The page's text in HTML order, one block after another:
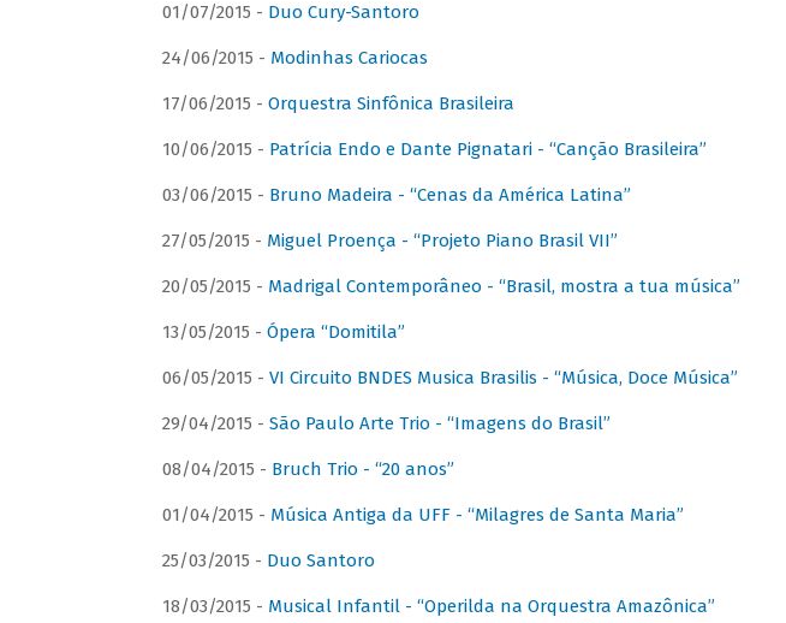
01/07/2015 - Duo Cury-Santoro
24/06/2015 - Modinhas Cariocas
17/06/2015 - Orquestra Sinfônica Brasileira
10/06/2015 - Patrícia Endo e Dante Pignatari - “Canção Brasileira”
03/06/2015 - Bruno Madeira - “Cenas da América Latina”
27/05/2015 - Miguel Proença - “Projeto Piano Brasil VII”
20/05/2015 - Madrigal Contemporâneo - “Brasil, mostra a tua música”
13/05/2015 - Ópera “Domitila”
06/05/2015 - VI Circuito BNDES Musica Brasilis - “Música, Doce Música”
29/04/2015 - São Paulo Arte Trio - “Imagens do Brasil”
08/04/2015 - Bruch Trio - “20 anos”
01/04/2015 - Música Antiga da UFF - “Milagres de Santa Maria”
25/03/2015 - Duo Santoro
18/03/2015 - Musical Infantil - “Operilda na Orquestra Amazônica”